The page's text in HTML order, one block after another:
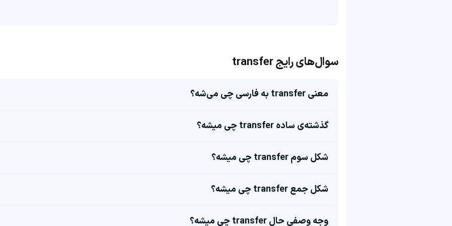
سوال‌های رایج transfer
معنی transfer به فارسی چی می‌شه؟
گذشته‌ی ساده transfer چی میشه؟
شکل سوم transfer چی میشه؟
شکل جمع transfer چی میشه؟
وجه وصفی حال transfer چی میشه؟